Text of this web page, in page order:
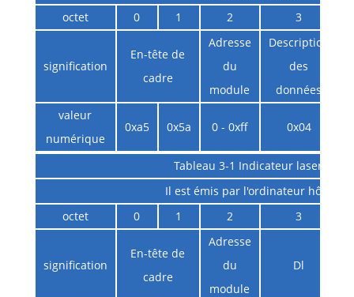
octet
0 1 2 3
signification
En-tête de
cadre
Adresse
du
module
Description
des
données
valeur
numérique
0xa5 0x5a 0 - 0xff 0x04
Tableau 3-1 Indicateur laser
Il est émis par l'ordinateur hôte
octet
0 1 2 3
signification
En-tête de
cadre
Adresse
du
module
Dl